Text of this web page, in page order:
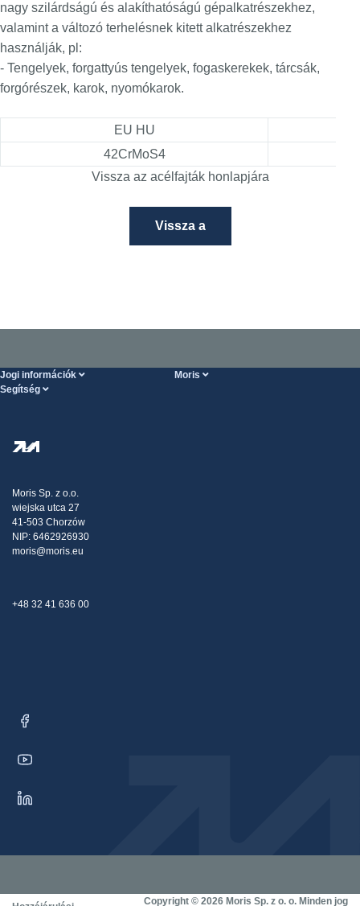
nagy szilárdságú és alakíthatóságú gépalkatrészekhez,
valamint a változó terhelésnek kitett alkatrészekhez
használják, pl:
- Tengelyek, forgattyús tengelyek, fogaskerekek, tárcsák,
forgórészek, karok, nyomókarok.
EU HU
42CrMoS4
Vissza az acélfajták honlapjára
Vissza a
Jogi információk Moris
Segítség
Kiszállítás
Panaszok
Moris Sp. z o.o.
wiejska utca 27
41-503 Chorzów
NIP: 6462926930
moris@moris.eu
+48 32 41 636 00
Copyright © 2026 Moris Sp. z o. o. Minden jog